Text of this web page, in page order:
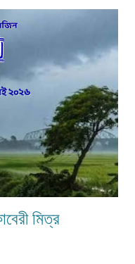
পরিষেবা দিত। বিনিময়ে
নির্বাহের একমাত্র উপায়।
গ্যাছে। শুধুমাত্র তারা বেঁচে
মিত্র